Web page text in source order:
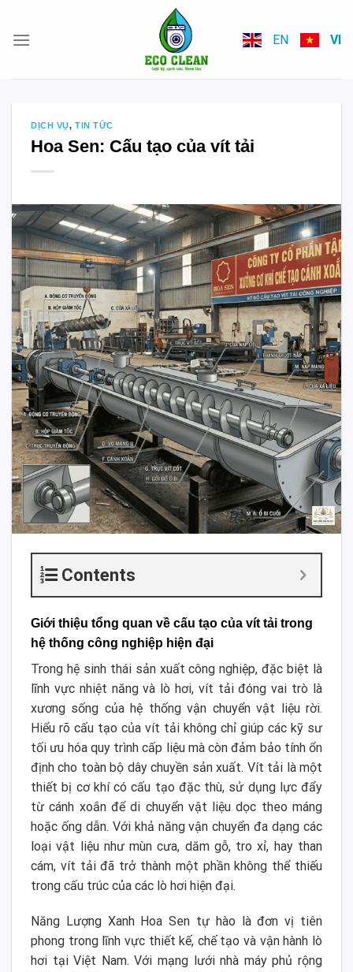
content
EN VI
DỊCH VỤ,TIN TỨC
Hoa Sen: Cấu tạo của vít tải
Contents
Giới thiệu tổng quan về cấu tạo của vít tải trong
hệ thống công nghiệp hiện đại
Trong hệ sinh thái sản xuất công nghiệp, đặc biệt là
lĩnh vực nhiệt năng và lò hơi, vít tải đóng vai trò là
xương sống của hệ thống vận chuyển vật liệu rời.
Hiểu rõ cấu tạo của vít tải không chỉ giúp các kỹ sư
tối ưu hóa quy trình cấp liệu mà còn đảm bảo tính ổn
định cho toàn bộ dây chuyền sản xuất. Vít tải là một
thiết bị cơ khí có cấu tạo đặc thù, sử dụng lực đẩy
từ cánh xoắn để di chuyển vật liệu dọc theo máng
hoặc ống dẫn. Với khả năng vận chuyển đa dạng các
loại vật liệu như mùn cưa, dăm gỗ, tro xỉ, hay than
cám, vít tải đã trở thành một phần không thể thiếu
trong cấu trúc của các lò hơi hiện đại.
Năng Lượng Xanh Hoa Sen tự hào là đơn vị tiên
phong trong lĩnh vực thiết kế, chế tạo và vận hành lò
hơi tại Việt Nam. Với mạng lưới nhà máy phủ rộng